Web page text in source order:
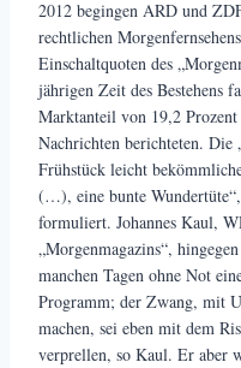
2012 begingen ARD und
rechtlichen
Einschaltquoten des
jährigen Zeit des Bestehens
Marktanteil von 19,2
Nachrichten berichteten. Die
Frühstück leicht
(…), eine bunte
formuliert. Johannes Kaul,
„Morgenmagazins“,
manchen Tagen ohne Not
Programm; der Zwang, mit
machen, sei eben mit dem
verprellen, so Kaul. Er aber